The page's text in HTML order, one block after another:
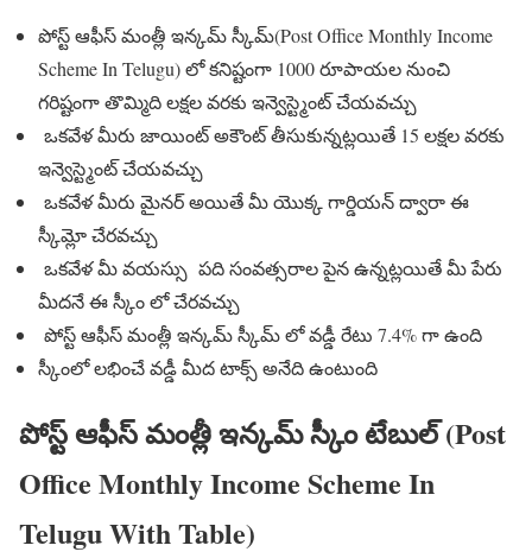
పోస్ట్ ఆఫీస్ మంత్లీ ఇన్కమ్ స్కీమ్(Post Office Monthly Income
Scheme In Telugu) లో కనిష్టంగా 1000 రూపాయల నుంచి
గరిష్టంగా తొమ్మిది లక్షల వరకు ఇన్వెస్ట్మెంట్ చేయవచ్చు
ఒకవేళ మీరు జాయింట్ అకౌంట్ తీసుకున్నట్లయితే 15 లక్షల వరకు
ఇన్వెస్ట్మెంట్ చేయవచ్చు
ఒకవేళ మీరు మైనర్ అయితే మీ యొక్క గార్డియన్ ద్వారా ఈ
స్కీమ్లో చేరవచ్చు
ఒకవేళ మీ వయస్సు పది సంవత్సరాల పైన ఉన్నట్లయితే మీ పేరు
మీదనే ఈ స్కీం లో చేరవచ్చు
పోస్ట్ ఆఫీస్ మంత్లీ ఇన్కమ్ స్కీమ్ లో వడ్డీ రేటు 7.4% గా ఉంది
స్కీంలో లభించే వడ్డీ మీద టాక్స్ అనేది ఉంటుంది
పోస్ట్ ఆఫీస్ మంత్లీ ఇన్కమ్ స్కీం టేబుల్ (Post
Office Monthly Income Scheme In
Telugu With Table)